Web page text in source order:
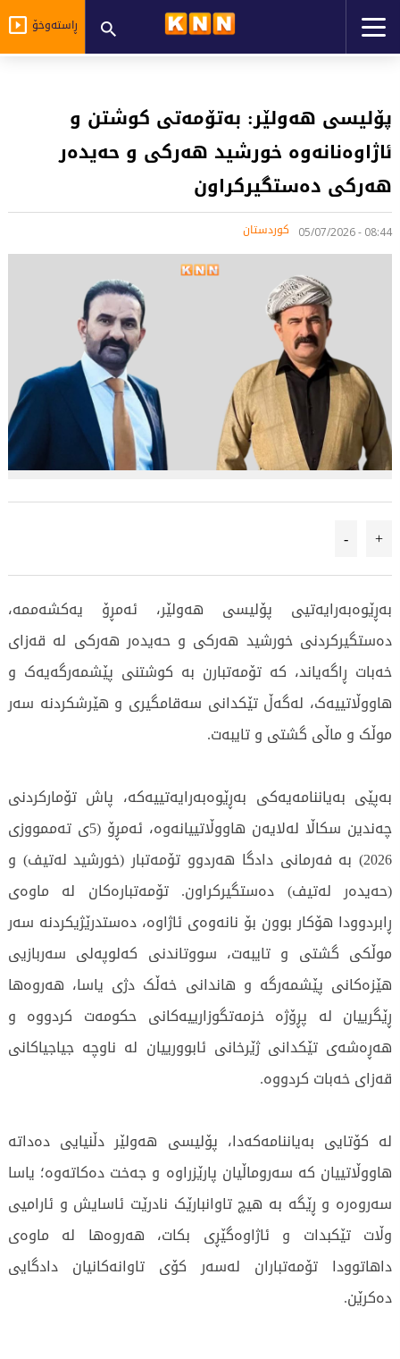
ڕاستەوخۆ
پۆلیسی هەولێر: بەتۆمەتی کوشتن و
ئاژاوەنانەوە خورشید هەرکی و حەیدەر
هەرکی دەستگیرکراون
08:44 - 05/07/2026 کوردستان
+
-
بەڕێوەبەرایەتیی پۆلیسی هەولێر، ئەمڕۆ یەکشەممە،
دەستگیرکردنی خورشید هەرکی و حەیدەر هەرکی لە قەزای
خەبات ڕاگەیاند، کە تۆمەتبارن بە کوشتنی پێشمەرگەیەک و
هاووڵاتییەک، لەگەڵ تێکدانی سەقامگیری و هێرشکردنە سەر
موڵک و ماڵی گشتی و تایبەت.
بەپێی بەیاننامەیەکی بەڕێوەبەرایەتییەکە، پاش تۆمارکردنی
چەندین سکاڵا لەلایەن هاووڵاتییانەوە، ئەمڕۆ (5ی تەممووزی
2026) بە فەرمانی دادگا هەردوو تۆمەتبار (خورشید لەتیف) و
(حەیدەر لەتیف) دەستگیرکراون. تۆمەتبارەکان لە ماوەی
ڕابردوودا هۆکار بوون بۆ نانەوەی ئاژاوە، دەستدرێژیکردنە سەر
موڵکی گشتی و تایبەت، سووتاندنی کەلوپەلی سەربازیی
هێزەکانی پێشمەرگە و هاندانی خەڵک دژی یاسا، هەروەها
ڕێگرییان لە پڕۆژە خزمەتگوزارییەکانی حکومەت کردووە و
هەڕەشەی تێکدانی ژێرخانی ئابوورییان لە ناوچە جیاجیاکانی
قەزای خەبات کردووە.
لە کۆتایی بەیاننامەکەدا، پۆلیسی هەولێر دڵنیایی دەداتە
هاووڵاتییان کە سەروماڵیان پارێزراوە و جەخت دەکاتەوە؛ یاسا
سەروەرە و ڕێگە بە هیچ تاوانبارێک نادرێت ئاسایش و ئارامیی
وڵات تێکبدات و ئاژاوەگێڕی بکات، هەروەها لە ماوەی
داهاتوودا تۆمەتباران لەسەر کۆی تاوانەکانیان دادگایی
دەکرێن.